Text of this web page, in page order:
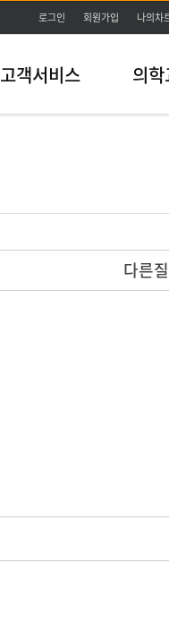
로그인 회원가입 나의차
고객서비스 의
다른